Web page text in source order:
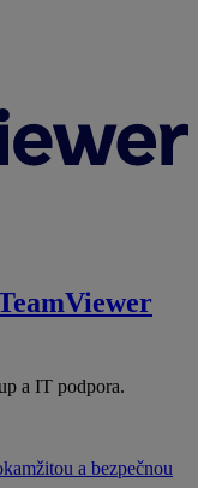
a IT podpora.
a bezpečnou